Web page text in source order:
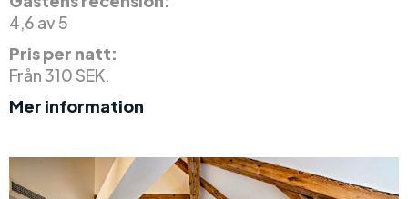
4,6 av 5
Pris per natt:
Från 310 SEK.
Mer information